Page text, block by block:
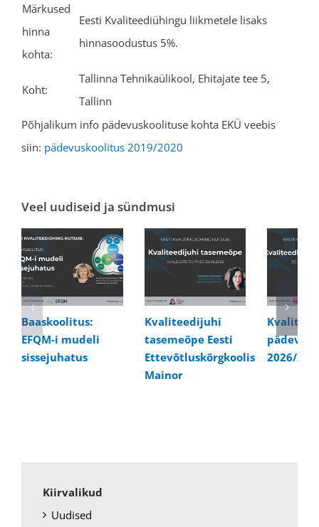
Märkused
hinna
kohta:
Eesti Kvaliteediühingu liikmetele lisaks
hinnasoodustus 5%.
Koht:
Tallinna Tehnikaülikool, Ehitajate tee 5,
Tallinn
Põhjalikum info pädevuskoolituse kohta EKÜ veebis
siin: pädevuskoolitus 2019/2020
Veel uudiseid ja sündmusi
Baaskoolitus:
EFQM-i mudeli
sissejuhatus
Kvaliteedijuhi
tasemeõpe Eesti
Ettevõtluskõrgkoolis
Mainor
2026/
Kiirvalikud
Uudised